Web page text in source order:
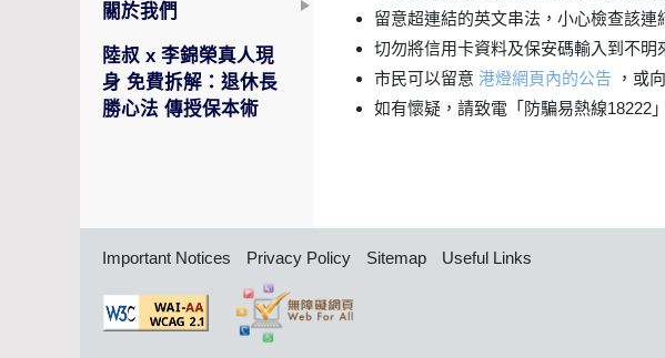
關於我們
陸叔 x 李錦榮真人現
身 免費拆解：退休長
勝心法 傳授保本術
留意超連結的英文串法，小心檢查該連
切勿將信用卡資料及保安碼輸入到不明
市民可以留意 港燈網頁內的公告 ，或
如有懷疑，請致電「防騙易熱線18222
Important Notices Privacy Policy Sitemap Useful Links